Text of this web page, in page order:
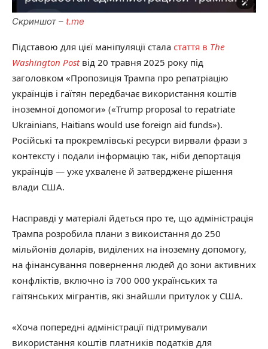
Скриншот – t.me
Підставою для цієї маніпуляції стала стаття в The
Washington Post від 20 травня 2025 року під
заголовком «Пропозиція Трампа про репатріацію
українців і гаїтян передбачає використання коштів
іноземної допомоги» («Trump proposal to repatriate
Ukrainians, Haitians would use foreign aid funds»).
Російські та прокремлівські ресурси вирвали фрази з
контексту і подали інформацію так, ніби депортація
українців — уже ухвалене й затверджене рішення
влади США.
Насправді у матеріалі йдеться про те, що адміністрація
Трампа розробила плани з викоистання до 250
мільйонів доларів, виділених на іноземну допомогу,
на фінансування повернення людей до зони активних
конфліктів, включно із 700 000 українських та
гаїтянських мігрантів, які знайшли притулок у США.
«Хоча попередні адміністрації підтримували
використання коштів платників податків для